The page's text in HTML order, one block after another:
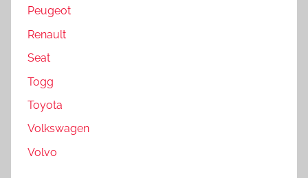
Peugeot
Renault
Seat
Togg
Toyota
Volkswagen
Volvo